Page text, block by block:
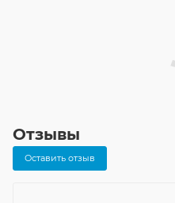
Отзывы
Оставить отзыв